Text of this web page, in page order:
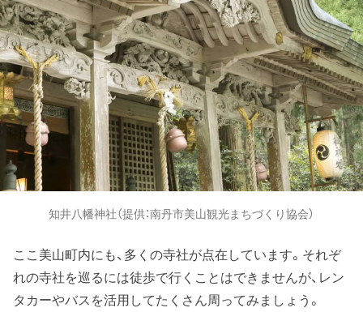
知井八幡神社（提供：南丹市美山観光まちづくり協会）
ここ美山町内にも、多くの寺社が点在しています。それぞ
れの寺社を巡るには徒歩で行くことはできませんが、レン
タカーやバスを活用してたくさん周ってみましょう。